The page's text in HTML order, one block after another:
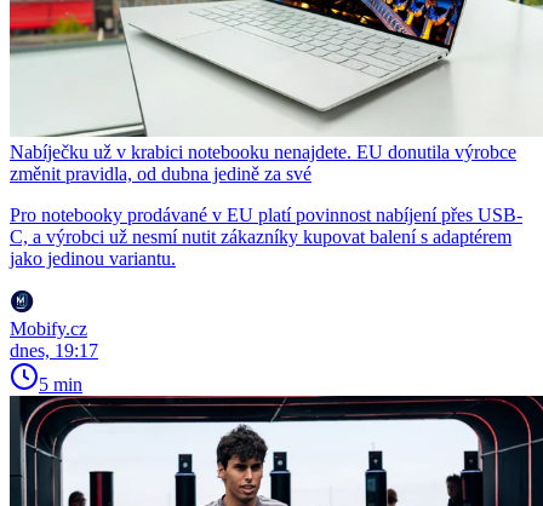
Nabíječku už v krabici notebooku nenajdete. EU donutila výrobce
změnit pravidla, od dubna jedině za své
Pro notebooky prodávané v EU platí povinnost nabíjení přes USB-
C, a výrobci už nesmí nutit zákazníky kupovat balení s adaptérem
jako jedinou variantu.
Mobify.cz
dnes, 19:17
5 min